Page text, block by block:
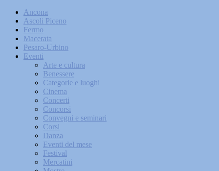
Ancona
Ascoli Piceno
Fermo
Macerata
Pesaro-Urbino
Eventi
Arte e cultura
Benessere
Categorie e luoghi
Cinema
Concerti
Concorsi
Convegni e seminari
Corsi
Danza
Eventi del mese
Festival
Mercatini